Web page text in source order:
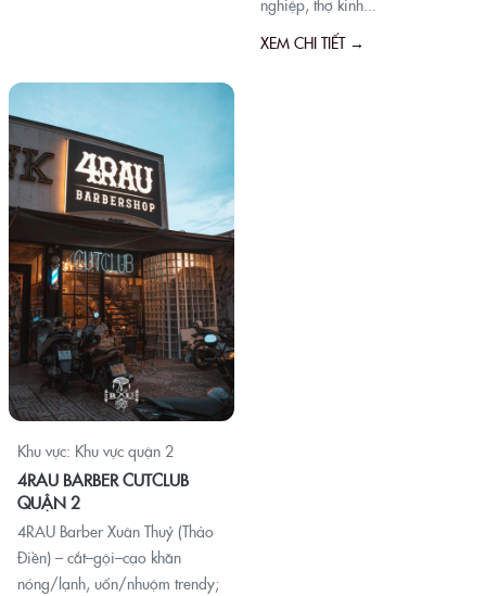
nghiệp, thợ kinh...
XEM CHI TIẾT →
Khu vực: Khu vực quận 2
4RAU BARBER CUTCLUB
QUẬN 2
4RAU Barber Xuân Thuỷ (Thảo
Điền) – cắt–gội–cạo khăn
nóng/lạnh, uốn/nhuộm trendy;